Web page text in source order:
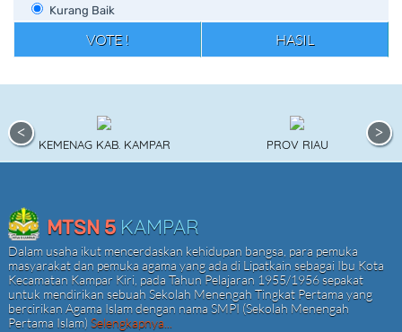
Kurang Baik
KEMENAG KAB. KAMPAR PROV RIAU
MTSN 5 KAMPAR
Dalam usaha ikut mencerdaskan kehidupan bangsa, para pemuka
masyarakat dan pemuka agama yang ada di Lipatkain sebagai Ibu Kota
Kecamatan Kampar Kiri, pada Tahun Pelajaran 1955/1956 sepakat
untuk mendirikan sebuah Sekolah Menengah Tingkat Pertama yang
bercirikan Agama Islam dengan nama SMPI (Sekolah Menengah
Pertama Islam) Selengkapnya...